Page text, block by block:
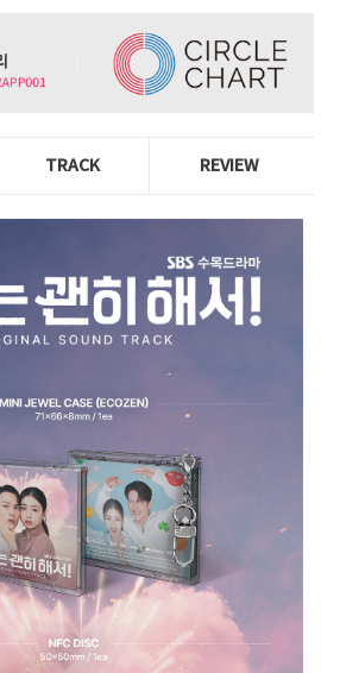
TRACK REVIEW